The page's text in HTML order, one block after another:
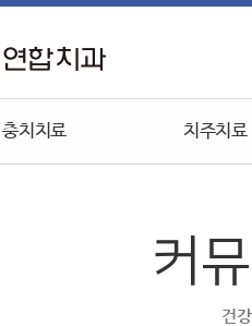
충치치료 치주치료
커
건